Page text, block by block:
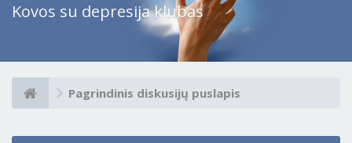
Kovos su depresija klubas
Pagrindinis diskusijų puslapis